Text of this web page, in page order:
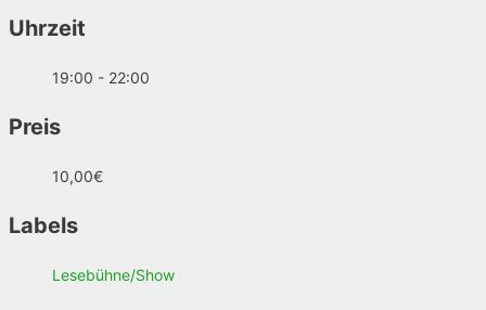
Uhrzeit
19:00 - 22:00
Preis
10,00€
Labels
Lesebühne/Show